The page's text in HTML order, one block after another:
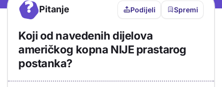
? Pitanje Podijeli Spremi
Koji od navedenih dijelova
američkog kopna NIJE prastarog
postanka?